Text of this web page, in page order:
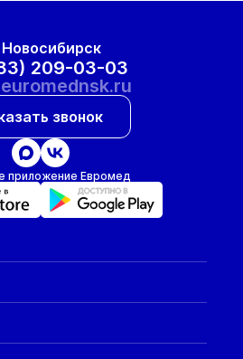
Новосибирск
209-03-03
звонок
приложение Евромед